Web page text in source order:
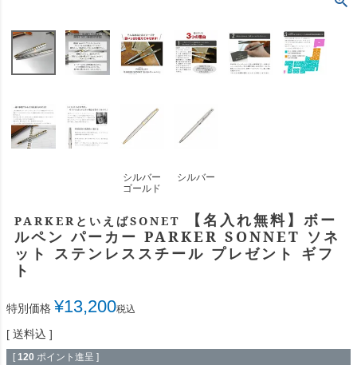
シルバー
ゴールド
シルバー
PARKERといえばSONET
【名入れ無料】ボー
ルペン パーカー PARKER SONNET ソネ
ット ステンレススチール プレゼント ギフ
ト
特別価格 ¥13,200税込
送料込
[ 120 ポイント進呈 ]